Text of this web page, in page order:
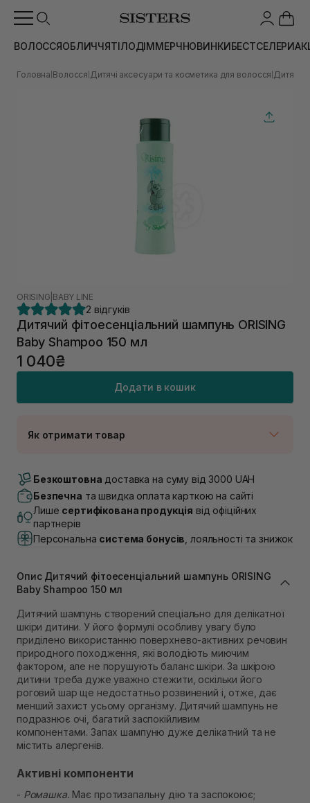
ВОЛОССЯОБЛИЧЧЯТІЛОДІММЕРЧНОВИНКИБЕСТСЕЛЕРИ
Головна Волосся Дитячі аксесуари та косметика для волосся
ORISING BABY LINE
2 відгуків
Дитячий фітоесенціальний шампунь ORISING
Baby Shampoo 150 мл
1 040₴
Додати в кошик
Як отримати товар
В наявності
Самовивіз м. Луцьк, вул. Винниченка 4
В наявності
Самовивіз м. Львів, вул. Академіка Підстригача, 1В
(Duck’s Lake)
В наявності
В наявності
Самовивіз м. Львів, вул. Степана Бандери 45
Самовивіз м. Рівне, вул. 16-го Липня, 15
В наявності
Самовивіз м. Рівне, вул. Кулика і Гудачека 23 (ТЦ
Екватор)
В наявності
Безкоштовна доставка на суму від 3000 UAH
Безпечна та швидка оплата карткою на сайті
Лише сертифікована продукція від офіційних
партнерів
Персональна система бонусів , лояльності та знижок
Опис Дитячий фітоесенціальний шампунь ORISING
Baby Shampoo 150 мл
Дитячий шампунь створений спеціально для делікатної
шкіри дитини. У його формулі особливу увагу було
приділено використанню поверхнево-активних речовин
природного походження, які володіють миючим
фактором, але не порушують баланс шкіри. За шкірою
дитини треба дуже уважно стежити, оскільки його
роговий шар ще недостатньо розвинений і, отже, дає
менший захист усьому організму. Дитячий шампунь не
подразнює очі, багатий заспокійливим
компонентами. Запах шампуню дуже делікатний та не
містить алергенів.
Активні компоненти
- Ромашка. Має протизапальну дію та заспокоює;